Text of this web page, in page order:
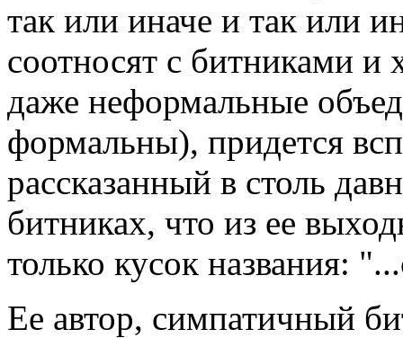
так или иначе и так или
соотносят с битниками и
даже неформальные
формальны), придется
рассказанный в столь
битниках, что из ее
только кусок названия:
Ее автор, симпатичный